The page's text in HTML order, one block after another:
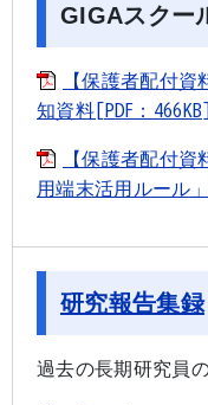
GIGAスクー
【保護者配付資
知資料[PDF：466KB]
【保護者配付
用端末活用ルール
研究報告集録
過去の長期研究員